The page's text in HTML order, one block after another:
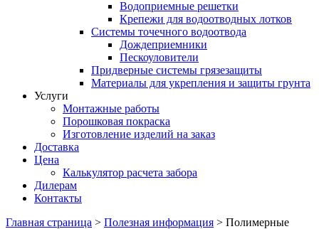
Водоприемные решетки
Крепежи для водоотводных лотков
Системы точечного водоотвода
Дождеприемники
Пескоуловители
Придверные системы грязезащиты
Материалы для укрепления и защиты грунта
Услуги
Монтажные работы
Порошковая покраска
Изготовление изделий на заказ
Доставка
Цена
Калькулятор расчета забора
Дилерам
Контакты
Главная страница > Полезная информация > Полимерные